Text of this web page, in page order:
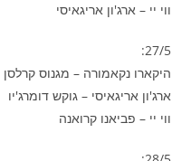
ווי יי – ארג'ון אריגאיסי
27/5:
היקארו נקאמורה – מגנוס קרלסן
ארג'ון אריגאיסי – גוקש דומרג'יו
ווי יי – פביאנו קרואנה